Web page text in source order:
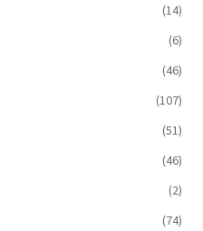
(14)
(6)
(46)
(107)
(51)
(46)
(2)
(74)